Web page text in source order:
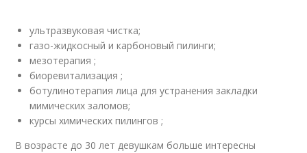
ультразвуковая чистка;
газо-жидкосный и карбоновый пилинги;
мезотерапия ;
биоревитализация ;
ботулинотерапия лица для устранения закладки
мимических заломов;
курсы химических пилингов ;
В возрасте до 30 лет девушкам больше интересны